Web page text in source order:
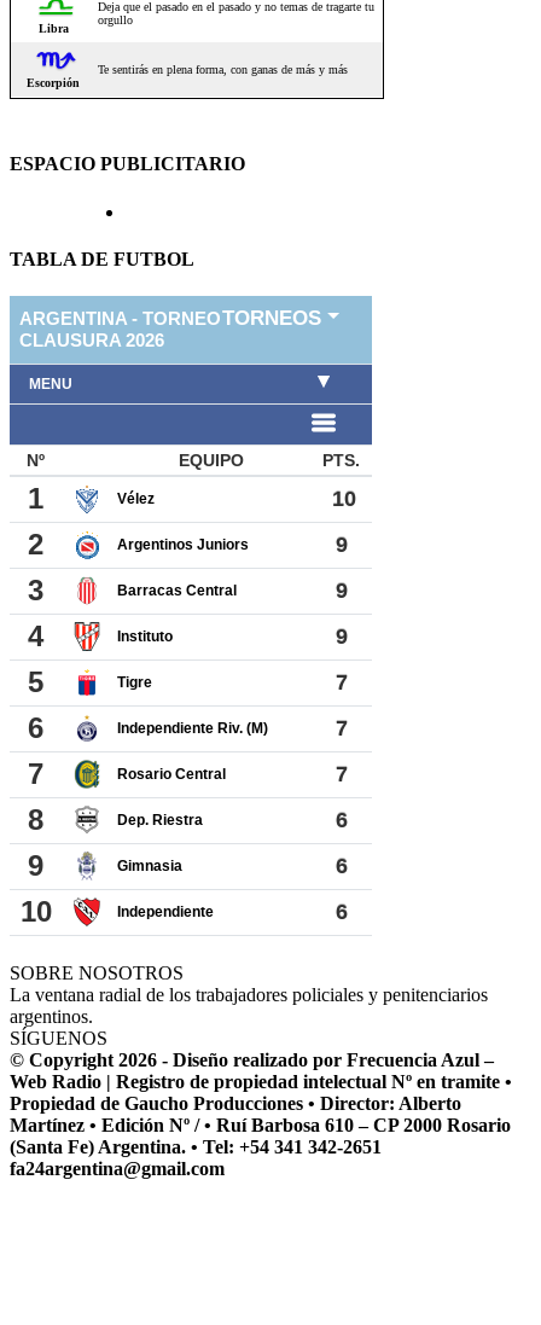
ESPACIO PUBLICITARIO
TABLA DE FUTBOL
SOBRE NOSOTROS
La ventana radial de los trabajadores policiales y penitenciarios
argentinos.
SÍGUENOS
© Copyright 2026 - Diseño realizado por Frecuencia Azul –
Web Radio | Registro de propiedad intelectual Nº en tramite •
Propiedad de Gaucho Producciones • Director: Alberto
Martínez • Edición Nº / • Ruí Barbosa 610 – CP 2000 Rosario
(Santa Fe) Argentina. • Tel: +54 341 342-2651
fa24argentina@gmail.com